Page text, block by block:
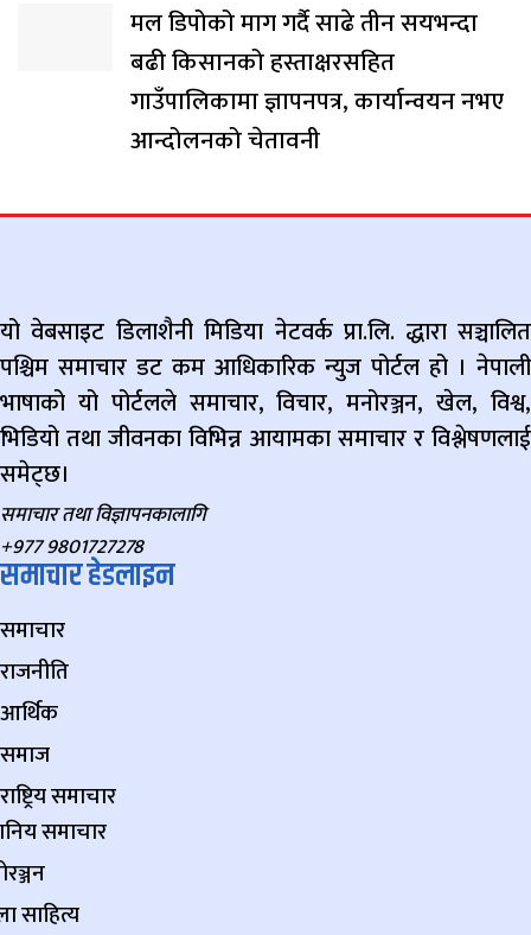
मल डिपोको माग गर्दै साढे तीन सयभन्दा
बढी किसानको हस्ताक्षरसहित
गाउँपालिकामा ज्ञापनपत्र, कार्यान्वयन नभए
आन्दोलनको चेतावनी
यो वेबसाइट डिलाशैनी मिडिया नेटवर्क प्रा.लि. द्धारा सञ्चालित
पश्चिम समाचार डट कम आधिकारिक न्युज पोर्टल हो । नेपाली
भाषाको यो पोर्टलले समाचार, विचार, मनोरञ्जन, खेल, विश्व,
भिडियो तथा जीवनका विभिन्न आयामका समाचार र विश्लेषणलाई
समेट्छ।
समाचार तथा विज्ञापनकालागि
+977 9801727278
समाचार हेडलाइन
समाचार
राजनीति
आर्थिक
समाज
राष्ट्रिय समाचार
समाचार
साहित्य